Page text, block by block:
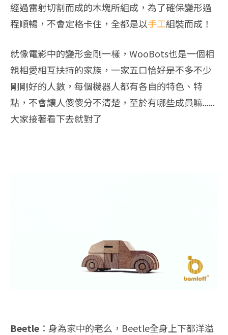
經過雷射切割而成的木塊所組成，為了確保變形過
程順暢，不會定格卡住，全都是以手工組裝而成！
就像電影中的變形金剛一樣，WooBots也是一個相
親相愛相互扶持的家族，一家五口恰好是不多不少
剛剛好的人數，每個機器人都有各自的特色、特
點，不會讓人傻傻分不清楚，至於有哪些成員嘛......
大家接著看下去就對了
Beetle ：身為家中的老么，Beetle全身上下都洋溢